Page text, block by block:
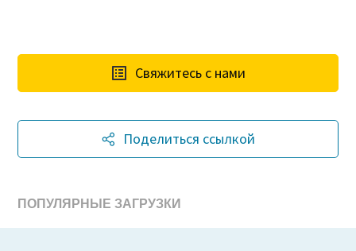
Свяжитесь с нами
Поделиться ссылкой
ПОПУЛЯРНЫЕ ЗАГРУЗКИ